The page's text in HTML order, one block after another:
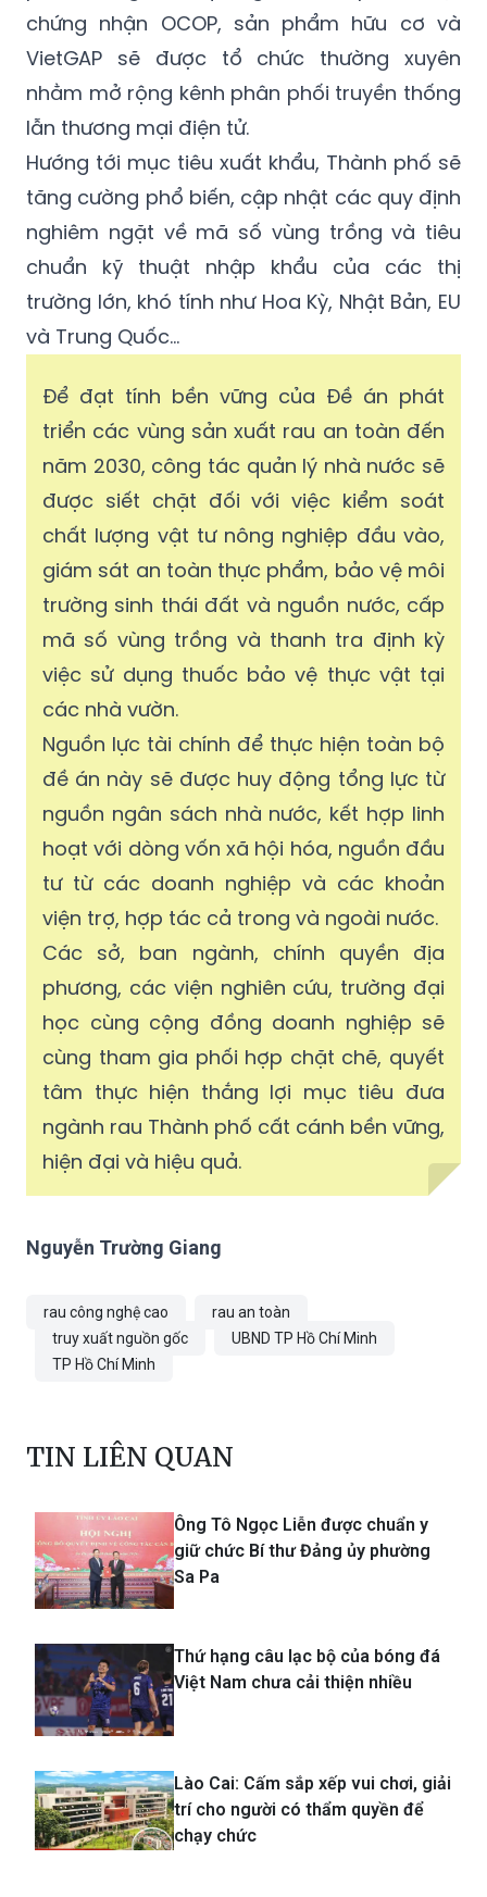
chứng nhận OCOP, sản phẩm hữu cơ và
VietGAP sẽ được tổ chức thường xuyên
nhằm mở rộng kênh phân phối truyền thống
lẫn thương mại điện tử.
Hướng tới mục tiêu xuất khẩu, Thành phố sẽ
tăng cường phổ biến, cập nhật các quy định
nghiêm ngặt về mã số vùng trồng và tiêu
chuẩn kỹ thuật nhập khẩu của các thị
trường lớn, khó tính như Hoa Kỳ, Nhật Bản, EU
và Trung Quốc…
Để đạt tính bền vững của Đề án phát
triển các vùng sản xuất rau an toàn đến
năm 2030, công tác quản lý nhà nước sẽ
được siết chặt đối với việc kiểm soát
chất lượng vật tư nông nghiệp đầu vào,
giám sát an toàn thực phẩm, bảo vệ môi
trường sinh thái đất và nguồn nước, cấp
mã số vùng trồng và thanh tra định kỳ
việc sử dụng thuốc bảo vệ thực vật tại
các nhà vườn.
Nguồn lực tài chính để thực hiện toàn bộ
đề án này sẽ được huy động tổng lực từ
nguồn ngân sách nhà nước, kết hợp linh
hoạt với dòng vốn xã hội hóa, nguồn đầu
tư từ các doanh nghiệp và các khoản
viện trợ, hợp tác cả trong và ngoài nước.
Các sở, ban ngành, chính quyền địa
phương, các viện nghiên cứu, trường đại
học cùng cộng đồng doanh nghiệp sẽ
cùng tham gia phối hợp chặt chẽ, quyết
tâm thực hiện thắng lợi mục tiêu đưa
ngành rau Thành phố cất cánh bền vững,
hiện đại và hiệu quả.
Nguyễn Trường Giang
rau công nghệ cao
rau an toàn
truy xuất nguồn gốc
UBND TP Hồ Chí Minh
TP Hồ Chí Minh
TIN LIÊN QUAN
Ông Tô Ngọc Liễn được chuẩn y
giữ chức Bí thư Đảng ủy phường
Sa Pa
Thứ hạng câu lạc bộ của bóng đá
Việt Nam chưa cải thiện nhiều
Lào Cai: Cấm sắp xếp vui chơi, giải
trí cho người có thẩm quyền để
chạy chức